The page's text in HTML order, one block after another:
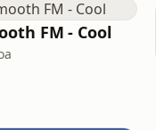
FM - Cool